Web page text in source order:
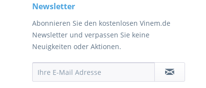
Newsletter
Abonnieren Sie den kostenlosen Vinem.de
Newsletter und verpassen Sie keine
Neuigkeiten oder Aktionen.